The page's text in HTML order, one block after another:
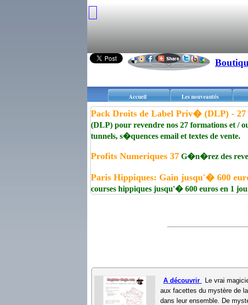
Accueil Les nouveautés
Pack Droits de Label Priv� (DLP) -
(DLP) pour revendre nos 27 formations et /
tunnels, s�quences email et textes de vente.
Profits Numeriques 37 G�n�rez des
Paris Hippiques: Gain jusqu'� 600
courses hippiques jusqu'� 600 euros en 1
A découvrir
Le vrai
aux facettes du mystère de
dans leur ensemble. De